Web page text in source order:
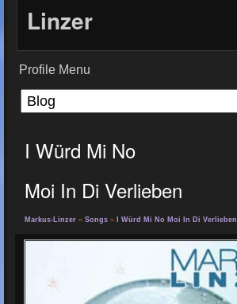
Linzer
Profile Menu
I Würd Mi No
Moi In Di Verlieben
Markus-Linzer » Songs » I Würd Mi No Moi In Di Verlieben